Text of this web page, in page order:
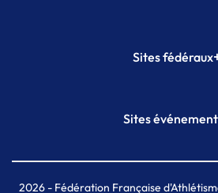
Sites fédéraux
Plateforme
Sites
Meeting de Paris
MAIF Ekiden de
2026- Fédération Française